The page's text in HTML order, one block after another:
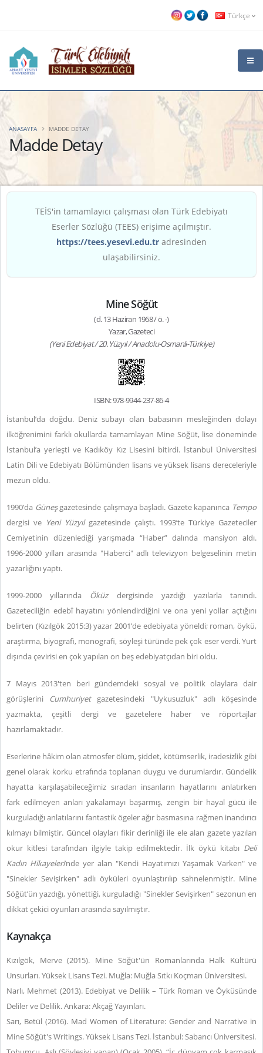
Türkçe
Madde Detay
ANASAYFA MADDE DETAY
TEİS'in tamamlayıcı çalışması olan Türk Edebiyatı
Eserler Sözlüğü (TEES) erişime açılmıştır.
https://tees.yesevi.edu.tr adresinden
ulaşabilirsiniz.
Mine Söğüt
(d. 13 Haziran 1968 / ö. -)
Yazar, Gazeteci
(Yeni Edebiyat / 20. Yüzyıl / Anadolu-Osmanlı-Türkiye)
ISBN: 978-9944-237-86-4
İstanbul’da doğdu. Deniz subayı olan babasının mesleğinden dolayı
ilköğrenimini farklı okullarda tamamlayan Mine Söğüt, lise döneminde
İstanbul’a yerleşti ve Kadıköy Kız Lisesini bitirdi. İstanbul Üniversitesi
Latin Dili ve Edebiyatı Bölümünden lisans ve yüksek lisans dereceleriyle
mezun oldu.
1990’da Güneşgazetesinde çalışmaya başladı. Gazete kapanınca Tempo
dergisi ve Yeni Yüzyılgazetesinde çalıştı. 1993’te Türkiye Gazeteciler
Cemiyetinin düzenlediği yarışmada “Haber” dalında mansiyon aldı.
1996-2000 yılları arasında "Haberci" adlı televizyon belgeselinin metin
yazarlığını yaptı.
1999-2000 yıllarında Öküzdergisinde yazdığı yazılarla tanındı.
Gazeteciliğin edebî hayatını yönlendirdiğini ve ona yeni yollar açtığını
belirten (Kızılgök 2015:3) yazar 2001’de edebiyata yöneldi; roman, öykü,
araştırma, biyografi, monografi, söyleşi türünde pek çok eser verdi. Yurt
dışında çevirisi en çok yapılan on beş edebiyatçıdan biri oldu.
7 Mayıs 2013'ten beri gündemdeki sosyal ve politik olaylara dair
görüşlerini Cumhuriyetgazetesindeki "Uykusuzluk" adlı köşesinde
yazmakta, çeşitli dergi ve gazetelere haber ve röportajlar
hazırlamaktadır.
Eserlerine hâkim olan atmosfer ölüm, şiddet, kötümserlik, iradesizlik gibi
genel olarak korku etrafında toplanan duygu ve durumlardır. Gündelik
hayatta karşılaşabileceğimiz sıradan insanların hayatlarını anlatırken
fark edilmeyen anları yakalamayı başarmış, zengin bir hayal gücü ile
kurguladığı anlatılarını fantastik ögeler ağır basmasına rağmen inandırıcı
kılmayı bilmiştir. Güncel olayları fikir derinliği ile ele alan gazete yazıları
okur kitlesi tarafından ilgiyle takip edilmektedir. İlk öykü kitabı Deli
Kadın Hikayeleri’nde yer alan "Kendi Hayatımızı Yaşamak Varken" ve
"Sinekler Sevişirken" adlı öyküleri oyunlaştırılıp sahnelenmiştir. Mine
Söğüt’ün yazdığı, yönettiği, kurguladığı "Sinekler Sevişirken" sezonun en
dikkat çekici oyunları arasında sayılmıştır.
Kaynakça
Kızılgök, Merve (2015). Mine Söğüt'ün Romanlarında Halk Kültürü
Unsurları. Yüksek Lisans Tezi. Muğla: Muğla Sıtkı Koçman Üniversitesi.
Narlı, Mehmet (2013). Edebiyat ve Delilik – Türk Roman ve Öyküsünde
Deliler ve Delilik. Ankara: Akçağ Yayınları.
Sarı, Betül (2016). Mad Women of Literature: Gender and Narrative in
Mine Söğüt's Writings. Yüksek Lisans Tezi. İstanbul: Sabancı Üniversitesi.